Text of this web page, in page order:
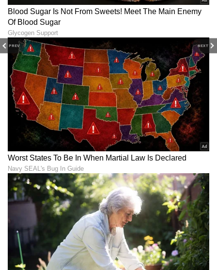
PREV NEXT
ಮುಂದಿನ ಪ್ರಾಜೆಕ್ಟ್ ಯಾವುದು?
ಕಾಟೇರಾ ಸಿನಿಮಾ ರಿಲೀಸ್ ಆಗಿ ವರ್ಷ ಎರಡು ಆಗಿದೆ, ಆದ್ರೆ
ಇಲ್ಲಿವರೆಗೆ ನಟಿಯ ಯಾವುದೇ ಹೊಸ ಸಿನಿಮಾ ರಿಲೀಸ್
ಆಗಿಲ್ಲ. ಅಭಿಮಾನಿಗಳಂತೂ ಆರಾಧನಾರನ್ನು ತೆರೆ ಮೇಲೆ
ನೋಡಲು ಕಾಯುತ್ತಿದ್ದಾರೆ. ಉಪೇಂದ್ರ ಅವರ ಹೊಸ ಸಿನಿಮಾ
‘ನೆಕ್ಸ್ಟ್ ಲೆವೆಲ್’ನಲ್ಲಿ ನಟಿಸುತ್ತಿದ್ದಾರೆ ಎನ್ನುವ ಸುದ್ದಿ ಇದೆ, ಆದರೆ
ಸಿನಿಮಾ ಯಾವಾಗ ಬರುತ್ತೆ ಅನ್ನೋದು ಮಾತ್ರ ಗೊತ್ತಿಲ್ಲ.
LATEST VIDEOS
ABOUT THE AUTHOR